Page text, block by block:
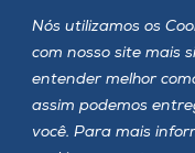
Nós utilizamos os
com nosso site mais
entender melhor
assim podemos
você. Para mais
Siga a Unoesc